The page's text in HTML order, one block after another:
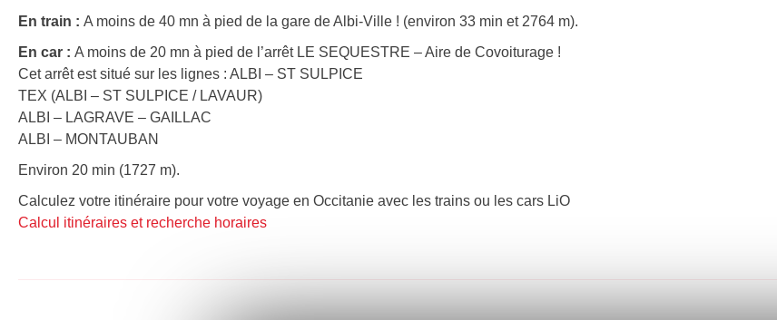
En train : A moins de 40 mn à pied de la gare de Albi-Ville ! (environ 33 min et 2764 m).
En car : A moins de 20 mn à pied de l’arrêt LE SEQUESTRE – Aire de Covoiturage !
Cet arrêt est situé sur les lignes : ALBI – ST SULPICE
TEX (ALBI – ST SULPICE / LAVAUR)
ALBI – LAGRAVE – GAILLAC
ALBI – MONTAUBAN
Environ 20 min (1727 m).
Calculez votre itinéraire pour votre voyage en Occitanie avec les trains ou les cars LiO
Calcul itinéraires et recherche horaires